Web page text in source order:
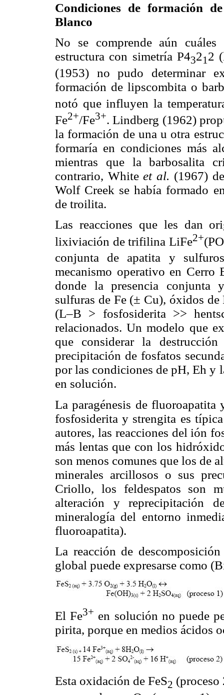
Condiciones de formación
Blanco
No se comprende aún
estructura con simetría P4321 2
(1953) no pudo determinar
formación de lipscombita o
notó que influyen la
Fe2+/Fe3+. Lindberg (1962)
la formación de una u otra
formaría en condiciones más
mientras que la barbosalita
contrario, Whiteet al. (1967)
Wolf Creek se había formado
de troilita.
Las reacciones que les dan
lixiviación de trifilina LiFe2+(PO
conjunta de apatita y
mecanismo operativo en Cerro
donde la presencia conjunta
sulfuras de Fe (± Cu), óxidos
(L–B > fosfosiderita >>
relacionados. Un modelo que
que considerar la
precipitación de fosfatos
por las condiciones de pH, Eh y
en solución.
La paragénesis de
fosfosiderita y strengita es
autores, las reacciones del ión
más lentas que con los
son menos comunes que los de
minerales arcillosos o sus
Criollo, los feldespatos son
alteración y reprecipitación
mineralogía del entorno
fluoroapatita).
La reacción de
global puede expresarse como
El Fe3+ en solución no puede
pirita, porque en medios ácidos
Esta oxidación de FeS2 (proceso